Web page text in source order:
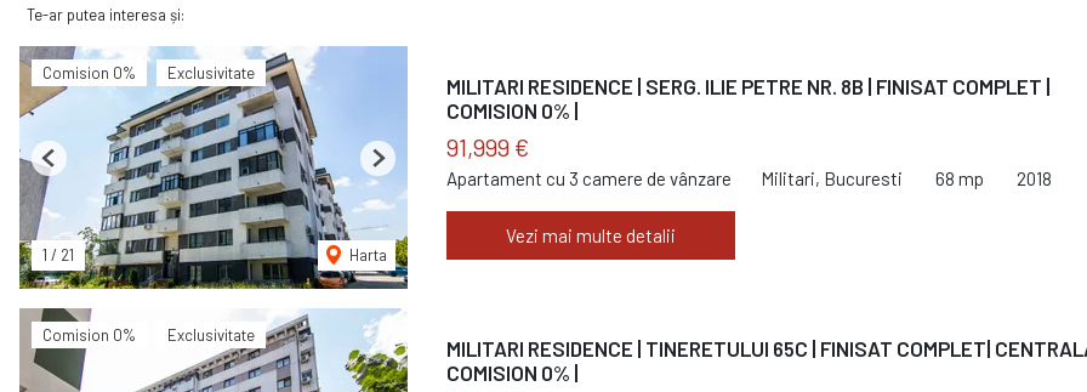
Te-ar putea interesa și:
Comision 0% Exclusivitate
1 / 21 Harta
Previous Next
MILITARI RESIDENCE | SERG. ILIE PETRE NR. 8B | FINISAT COMPLET |
COMISION 0% |
91,999 €
Apartament cu 3 camere de vânzare Militari, Bucuresti 68 mp 2018
Vezi mai multe detalii
Comision 0% Exclusivitate
MILITARI RESIDENCE | TINERETULUI 65C | FINISAT COMPLET|
COMISION 0% |